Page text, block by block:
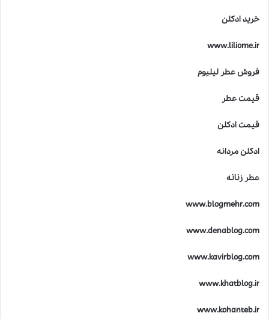
خرید ادکلن
www.liliome.ir
فروش عطر لیلیوم
قیمت عطر
قیمت ادکلن
ادکلن مردانه
عطر زنانه
www.blogmehr.com
www.denablog.com
www.kavirblog.com
www.khatblog.ir
www.kohanteb.ir